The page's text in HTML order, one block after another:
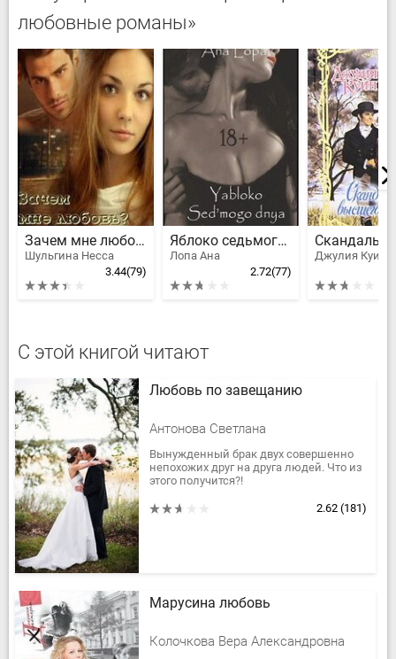
любовные романы»
Зачем мне любовь?
Шульгина Несса
3.44(79)
Яблоко седьмого дня
Лопа Ана
2.72(77)
С этой книгой читают
Любовь по завещанию
Антонова Светлана
Вынужденный брак двух совершенно
непохожих друг на друга людей. Что из
этого получится?!
2.62 (181)
Марусина любовь
Колочкова Вера Александровна